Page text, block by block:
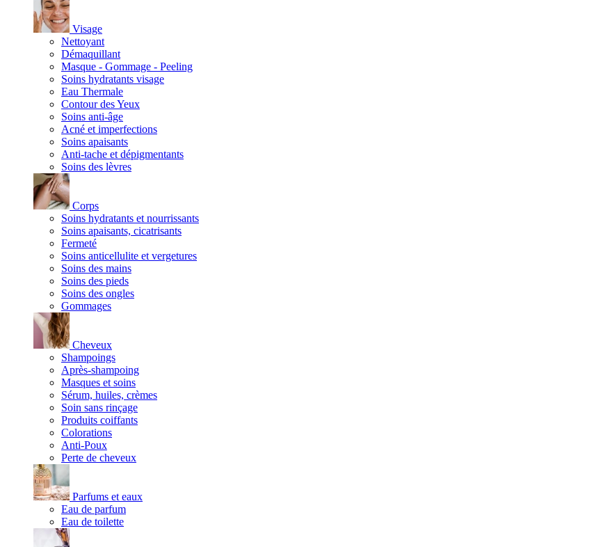
Visage
Nettoyant
Démaquillant
Masque - Gommage - Peeling
Soins hydratants visage
Eau Thermale
Contour des Yeux
Soins anti-âge
Acné et imperfections
Soins apaisants
Anti-tache et dépigmentants
Soins des lèvres
Corps
Soins hydratants et nourrissants
Soins apaisants, cicatrisants
Fermeté
Soins anticellulite et vergetures
Soins des mains
Soins des pieds
Soins des ongles
Gommages
Cheveux
Shampoings
Après-shampoing
Masques et soins
Sérum, huiles, crèmes
Soin sans rinçage
Produits coiffants
Colorations
Anti-Poux
Perte de cheveux
Parfums et eaux
Eau de parfum
Eau de toilette